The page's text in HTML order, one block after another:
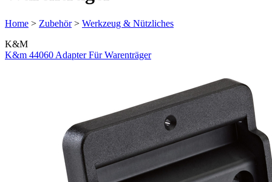
Home > Zubehör> Werkzeug & Nützliches
K&M
K&m 44060 Adapter Für Warenträger